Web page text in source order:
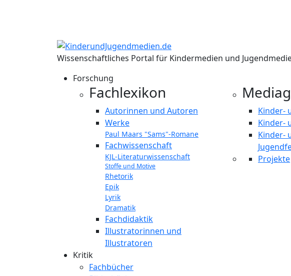
Wissenschaftliches Portal für Kindermedien und
Forschung
Fachlexikon
Autorinnen und Autoren
Werke
Paul Maars "Sams"-Romane
Fachwissenschaft
KJL-Literaturwissenschaft
Stoffe und Motive
Rhetorik
Epik
Lyrik
Dramatik
Fachdidaktik
Illustratorinnen und
Illustratoren
Kinder-
Kinder-
Kinder-
Projekte
Kritik
Fachbücher